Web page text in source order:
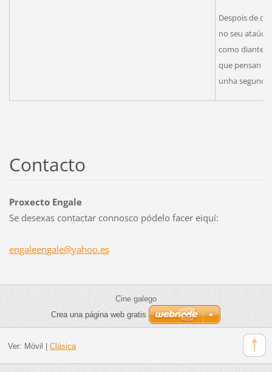
Despois de
no seu
como diante
que pensan
unha
Contacto
Proxecto Engale
Se desexas contactar connosco pódelo facer eiquí:
engaleengale@yahoo.es
Cine galego
Crea una página web gratis
Ver: Móvil Clásica